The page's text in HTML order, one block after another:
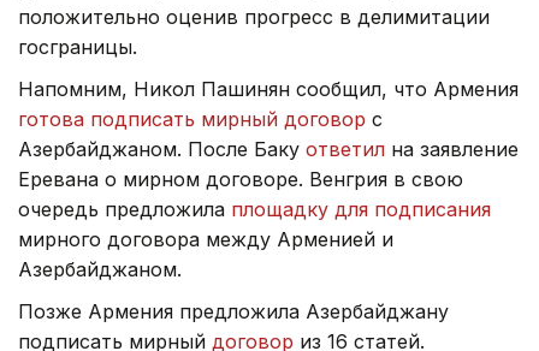
положительно оценив прогресс в делимитации
госграницы.
Напомним, Никол Пашинян сообщил, что Армения
готова подписать мирный договор с
Азербайджаном. После Баку ответил на заявление
Еревана о мирном договоре. Венгрия в свою
очередь предложила площадку для подписания
мирного договора между Арменией и
Азербайджаном.
Позже Армения предложила Азербайджану
подписать мирный договор из 16 статей.